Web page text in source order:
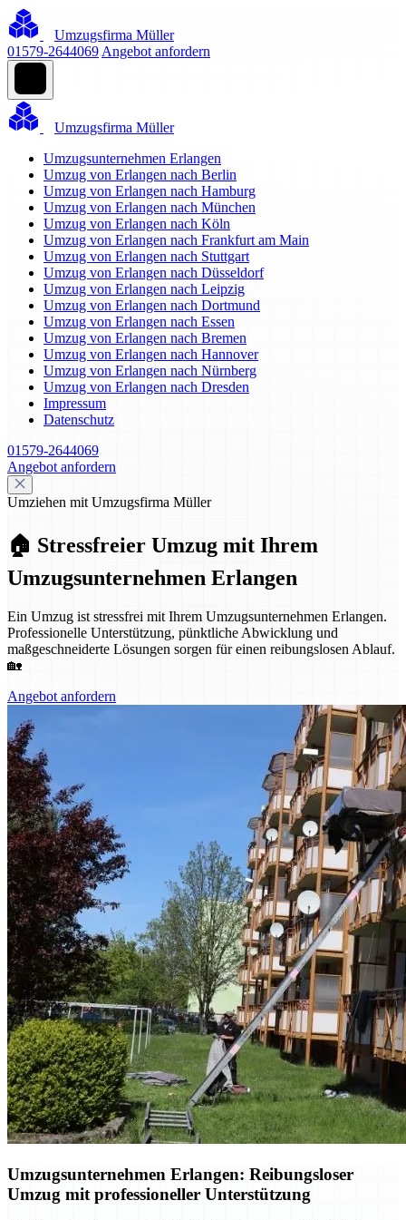
Umzugsfirma Müller
01579-2644069 Angebot anfordern
Umzugsfirma Müller
Umzugsunternehmen Erlangen
Umzug von Erlangen nach Berlin
Umzug von Erlangen nach Hamburg
Umzug von Erlangen nach München
Umzug von Erlangen nach Köln
Umzug von Erlangen nach Frankfurt am Main
Umzug von Erlangen nach Stuttgart
Umzug von Erlangen nach Düsseldorf
Umzug von Erlangen nach Leipzig
Umzug von Erlangen nach Dortmund
Umzug von Erlangen nach Essen
Umzug von Erlangen nach Bremen
Umzug von Erlangen nach Hannover
Umzug von Erlangen nach Nürnberg
Umzug von Erlangen nach Dresden
Impressum
Datenschutz
01579-2644069
Angebot anfordern
Umziehen mit Umzugsfirma Müller
🏠 Stressfreier Umzug mit Ihrem
Umzugsunternehmen Erlangen
Ein Umzug ist stressfrei mit Ihrem Umzugsunternehmen Erlangen.
Professionelle Unterstützung, pünktliche Abwicklung und
maßgeschneiderte Lösungen sorgen für einen reibungslosen Ablauf.
🏡
Angebot anfordern
Umzugsunternehmen Erlangen: Reibungsloser
Umzug mit professioneller Unterstützung